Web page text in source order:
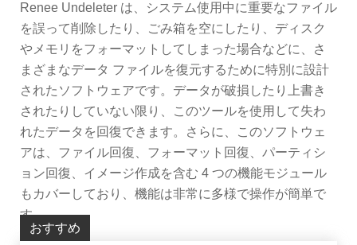
Renee Undeleter は、システム使用中に重要なファイル
を誤って削除したり、ごみ箱を空にしたり、ディスク
やメモリをフォーマットしてしまった場合などに、さ
まざまなデータ ファイルを復元するために特別に設計
されたソフトウェアです。データが破損したり上書き
されたりしていない限り、このツールを使用して失わ
れたデータを回復できます。さらに、このソフトウェ
アは、ファイル回復、フォーマット回復、パーティシ
ョン回復、イメージ作成を含む 4 つの機能モジュール
もカバーしており、機能は非常に多様で操作が簡単で
す。
おすすめ